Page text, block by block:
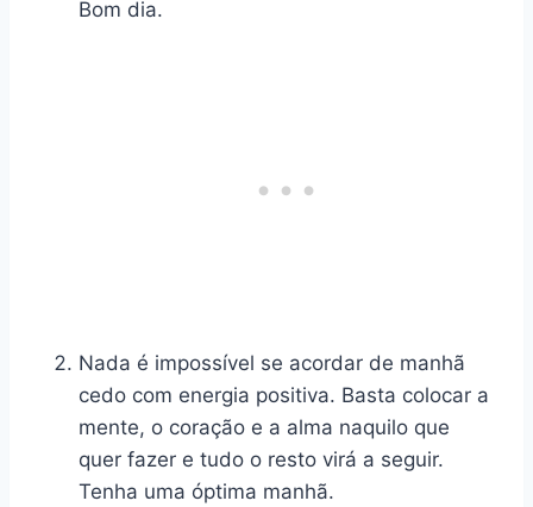
Bom dia.
Nada é impossível se acordar de manhã
cedo com energia positiva. Basta colocar a
mente, o coração e a alma naquilo que
quer fazer e tudo o resto virá a seguir.
Tenha uma óptima manhã.